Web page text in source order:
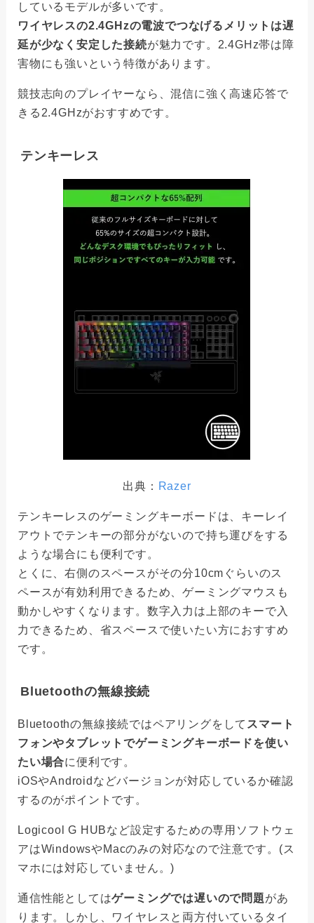
しているモデルが多いです。
ワイヤレスの2.4GHzの電波でつなげるメリットは遅
延が少なく安定した接続が魅力です。2.4GHz帯は障
害物にも強いという特徴があります。
競技志向のプレイヤーなら、混信に強く高速応答で
きる2.4GHzがおすすめです。
テンキーレス
出典： Razer
テンキーレスのゲーミングキーボードは、キーレイ
アウトでテンキーの部分がないので持ち運びをする
ような場合にも便利です。
とくに、右側のスペースがその分10cmぐらいのス
ペースが有効利用できるため、ゲーミングマウスも
動かしやすくなります。数字入力は上部のキーで入
力できるため、省スペースで使いたい方におすすめ
です。
Bluetoothの無線接続
Bluetoothの無線接続ではペアリングをして スマート
フォンやタブレットでゲーミングキーボードを使い
たい場合に便利です。
iOSやAndroidなどバージョンが対応しているか確認
するのがポイントです。
Logicool G HUBなど設定するための専用ソフトウェ
アはWindowsやMacのみの対応なので注意です。(ス
マホには対応していません。)
通信性能としてはゲーミングでは遅いので問題があ
ります。しかし、ワイヤレスと両方付いているタイ